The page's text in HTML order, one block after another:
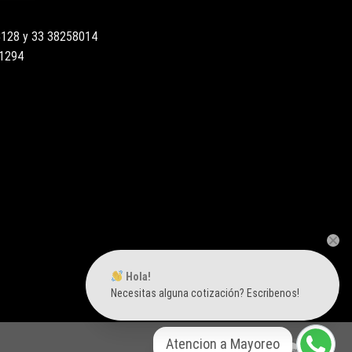
y 33 38258014
Hola!
Necesitas alguna cotización? Escribenos!
Atencion a Mayoreo